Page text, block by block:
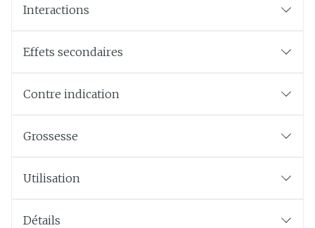
Interactions
Effets secondaires
Contre indication
Grossesse
Utilisation
Détails